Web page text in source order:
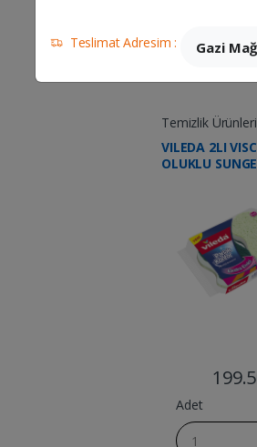
Temizlik Ürünleri
VILEDA 2LI
OLUKLU
Adet
Teslimat Adresim : Gazi